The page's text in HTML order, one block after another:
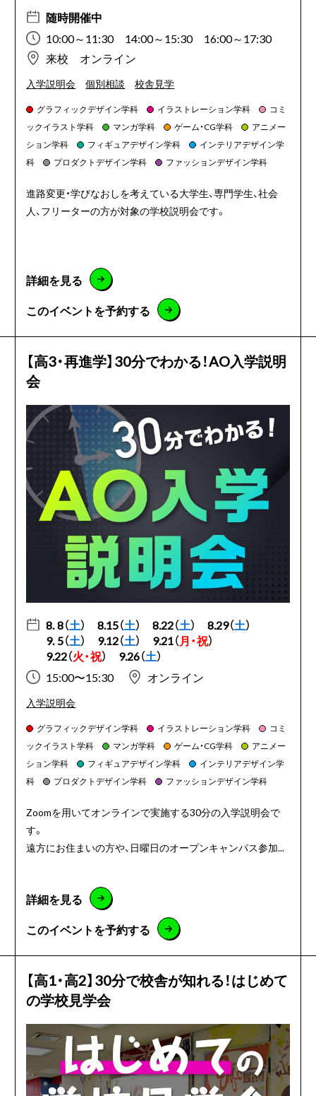
随時開催中
10:00～11:30 14:00～15:30 16:00～17:30
来校 オンライン
入学説明会 個別相談 校舎見学
グラフィックデザイン学科 イラストレーション学科
コミ
ックイラスト学科
マンガ学科 ゲーム・CG学科
アニメー
ション学科
フィギュアデザイン学科
インテリアデザイン学
科
プロダクトデザイン学科 ファッションデザイン学科
進路変更・学びなおしを考えている大学生、専門学生、社会
人、フリーターの方が対象の学校説明会です。
詳細を見る
このイベントを予約する
【高3・再進学】30分でわかる！AO入学説明
会
8. 8（土） 8.15（土） 8.22（土） 8.29（土）
9. 5（土） 9.12（土） 9.21（月・祝）
9.22（火・祝） 9.26（土）
15:00〜15:30
オンライン
入学説明会
グラフィックデザイン学科 イラストレーション学科
コミ
ックイラスト学科
マンガ学科 ゲーム・CG学科
アニメー
ション学科
フィギュアデザイン学科
インテリアデザイン学
科
プロダクトデザイン学科 ファッションデザイン学科
Zoomを用いてオンラインで実施する30分の入学説明会で
す。
遠方にお住まいの方や、日曜日のオープンキャンパス参加...
詳細を見る
このイベントを予約する
【高1・高2】30分で校舎が知れる！はじめて
の学校見学会